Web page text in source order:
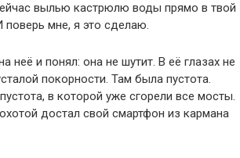
вылью кастрюлю воды прямо в твой
поверь мне, я это сделаю.
неё и понял: она не шутит. В её глазах не
покорности. Там была пустота.
в которой уже сгорели все мосты.
достал свой смартфон из кармана